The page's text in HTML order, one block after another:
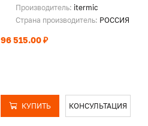
Производитель: itermic
Страна производитель: РОССИЯ
96 515.00 ₽
КУПИТЬ КОНСУЛЬТАЦИЯ